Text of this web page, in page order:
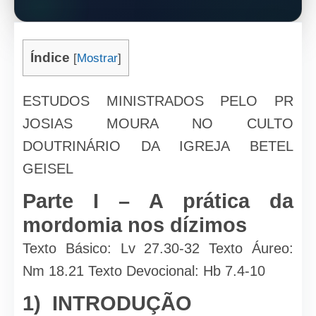
Índice [Mostrar]
ESTUDOS MINISTRADOS PELO PR
JOSIAS MOURA NO CULTO
DOUTRINÁRIO DA IGREJA BETEL
GEISEL
Parte I – A prática da
mordomia nos dízimos
Texto Básico: Lv 27.30-32 Texto Áureo:
Nm 18.21 Texto Devocional: Hb 7.4-10
1) INTRODUÇÃO